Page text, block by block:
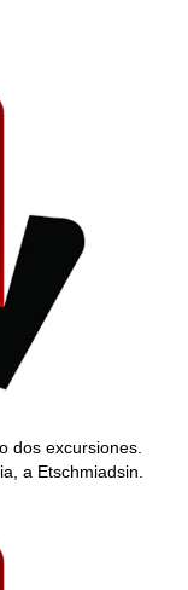
dos excursiones.
a Etschmiadsin